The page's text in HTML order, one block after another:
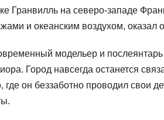
Гранвилль на северо-западе
и океанским воздухом, оказал
модельер и
Город навсегда останется
где он беззаботно проводил свои